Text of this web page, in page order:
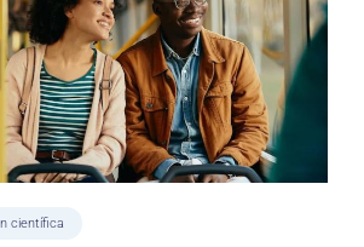
científica